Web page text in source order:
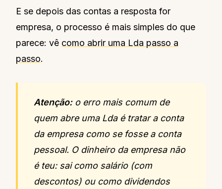
E se depois das contas a resposta for
empresa, o processo é mais simples do que
parece: vê como abrir uma Lda passo a
passo.
Atenção:o erro mais comum de
quem abre uma Lda é tratar a conta
da empresa como se fosse a conta
pessoal. O dinheiro da empresa não
é teu: sai como salário (com
descontos) ou como dividendos